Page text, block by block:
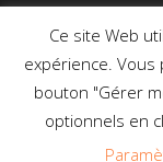
Copyright ©
Ce site Web
expérience. Vous
bouton "Gérer
optionnels en